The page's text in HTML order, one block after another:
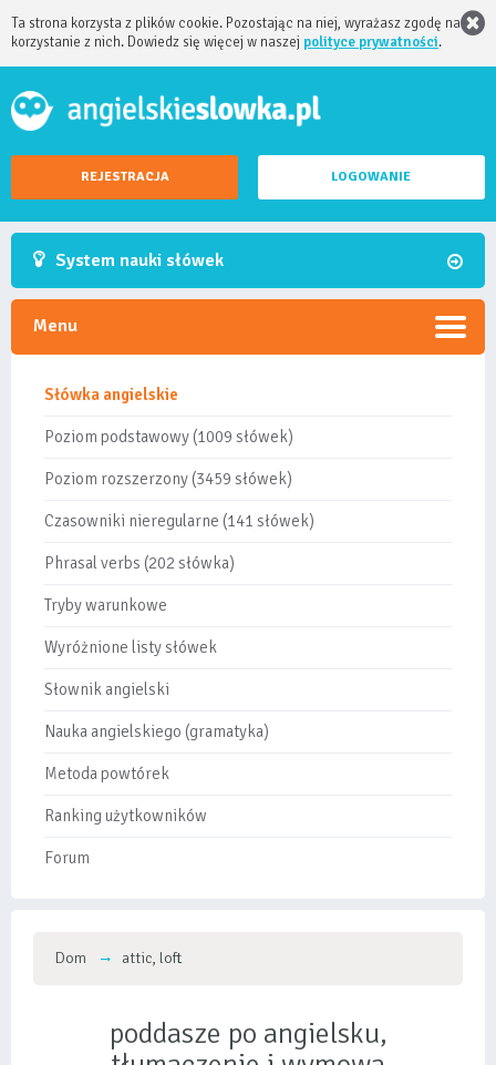
Ta strona korzysta z plików cookie. Pozostając na niej, wyrażasz zgodę na
korzystanie z nich. Dowiedz się więcej w naszej polityce prywatności.
REJESTRACJA LOGOWANIE
System nauki słówek
Menu
Słówka angielskie
Poziom podstawowy (1009 słówek)
Poziom rozszerzony (3459 słówek)
Czasowniki nieregularne (141 słówek)
Phrasal verbs (202 słówka)
Tryby warunkowe
Wyróżnione listy słówek
Słownik angielski
Nauka angielskiego (gramatyka)
Metoda powtórek
Ranking użytkowników
Forum
Dom attic, loft
poddasze po angielsku,